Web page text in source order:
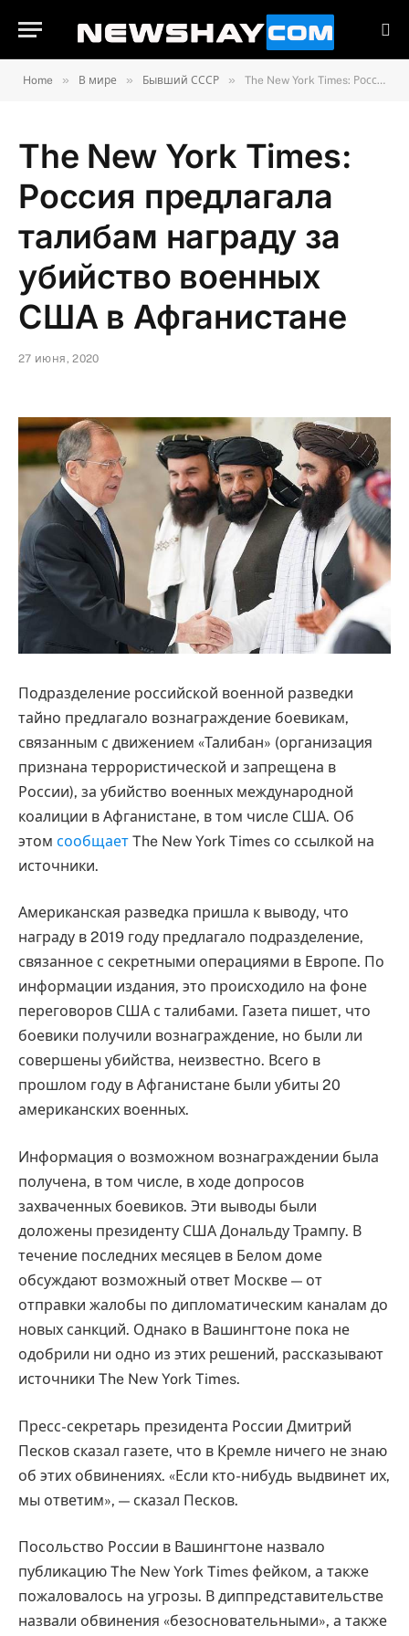
Home » В мире » Бывший СССР » The New York Times: Россия предлагала талибам награду за убийство военных США в Афганистане
The New York Times:
Россия предлагала
талибам награду за
убийство военных
США в Афганистане
27 июня, 2020
Подразделение российской военной разведки
тайно предлагало вознаграждение боевикам,
связанным с движением «Талибан» (организация
признана террористической и запрещена в
России), за убийство военных международной
коалиции в Афганистане, в том числе США. Об
этом сообщает The New York Times со ссылкой на
источники.
Американская разведка пришла к выводу, что
награду в 2019 году предлагало подразделение,
связанное с секретными операциями в Европе. По
информации издания, это происходило на фоне
переговоров США с талибами. Газета пишет, что
боевики получили вознаграждение, но были ли
совершены убийства, неизвестно. Всего в
прошлом году в Афганистане были убиты 20
американских военных.
Информация о возможном вознаграждении была
получена, в том числе, в ходе допросов
захваченных боевиков. Эти выводы были
доложены президенту США Дональду Трампу. В
течение последних месяцев в Белом доме
обсуждают возможный ответ Москве — от
отправки жалобы по дипломатическим каналам до
новых санкций. Однако в Вашингтоне пока не
одобрили ни одно из этих решений, рассказывают
источники The New York Times.
Пресс-секретарь президента России Дмитрий
Песков сказал газете, что в Кремле ничего не знаю
об этих обвинениях. «Если кто-нибудь выдвинет их,
мы ответим», — сказал Песков.
Посольство России в Вашингтоне назвало
публикацию The New York Times фейком, а также
пожаловалось на угрозы. В диппредставительстве
назвали обвинения «безосновательными», а также